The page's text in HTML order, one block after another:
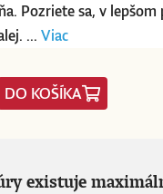
Pozriete sa, v lepšom
... Viac
DO KOŠÍKA
existuje